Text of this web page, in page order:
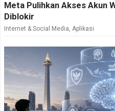
Meta Pulihkan Akses Akun
Diblokir
Internet & Social Media, Aplikasi